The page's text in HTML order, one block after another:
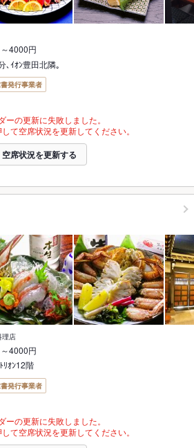
4000円
､ｲｵﾝ豊田北隣｡
発行事業者
ーの更新に失敗しました。
て空席状況を更新してください。
空席状況を更新する
理店
4000円
ﾘｵﾝ12階
発行事業者
ーの更新に失敗しました。
て空席状況を更新してください。